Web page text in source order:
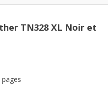
TN328 XL Noir et